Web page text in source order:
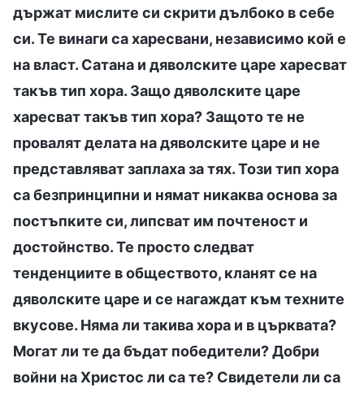
държат мислите си скрити дълбоко в себе
си. Те винаги са харесвани, независимо кой е
на власт. Сатана и дяволските царе харесват
такъв тип хора. Защо дяволските царе
харесват такъв тип хора? Защото те не
провалят делата на дяволските царе и не
представляват заплаха за тях. Този тип хора
са безпринципни и нямат никаква основа за
постъпките си, липсват им почтеност и
достойнство. Те просто следват
тенденциите в обществото, кланят се на
дяволските царе и се нагаждат към техните
вкусове. Няма ли такива хора и в църквата?
Могат ли те да бъдат победители? Добри
войни на Христос ли са те? Свидетели ли са